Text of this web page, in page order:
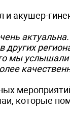
и акушер-
других
мы
которые